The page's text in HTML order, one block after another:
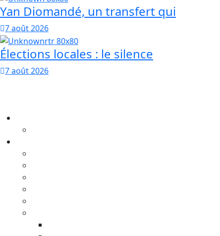
Yan Diomandé, un transfert qui
7 août 2026
Élections locales : le silence
7 août 2026